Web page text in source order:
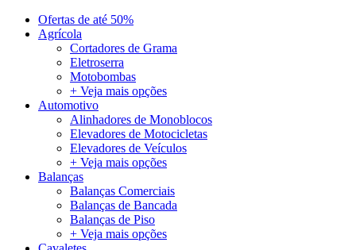
Ofertas de até 50%
Agrícola
Cortadores de Grama
Eletroserra
Motobombas
+ Veja mais opções
Automotivo
Alinhadores de Monoblocos
Elevadores de Motocicletas
Elevadores de Veículos
+ Veja mais opções
Balanças
Balanças Comerciais
Balanças de Bancada
Balanças de Piso
+ Veja mais opções